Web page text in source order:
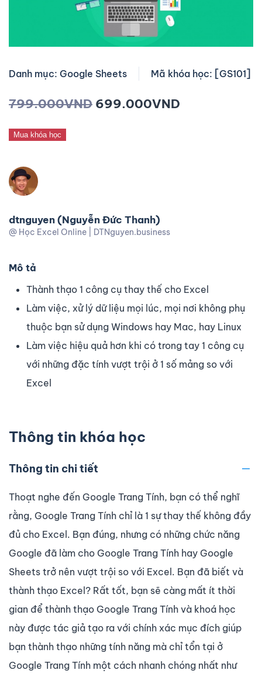
Danh mục: Google Sheets Mã khóa học: [GS101]
799.000VND 699.000VND
Mua khóa học
dtnguyen (Nguyễn Đức Thanh)
@ Học Excel Online | DTNguyen.business
Mô tả
Thành thạo 1 công cụ thay thế cho Excel
Làm việc, xử lý dữ liệu mọi lúc, mọi nơi không phụ
thuộc bạn sử dụng Windows hay Mac, hay Linux
Làm việc hiệu quả hơn khi có trong tay 1 công cụ
với những đặc tính vượt trội ở 1 số mảng so với
Excel
Thông tin khóa học
Thông tin chi tiết
Thoạt nghe đến Google Trang Tính, bạn có thể nghĩ
rằng, Google Trang Tính chỉ là 1 sự thay thế không đầy
đủ cho Excel. Bạn đúng, nhưng có những chức năng
Google đã làm cho Google Trang Tính hay Google
Sheets trở nên vượt trội so với Excel. Bạn đã biết và
thành thạo Excel? Rất tốt, bạn sẽ càng mất ít thời
gian để thành thạo Google Trang Tính và khoá học
này được tác giả tạo ra với chính xác mục đích giúp
bạn thành thạo những tính năng mà chỉ tổn tại ở
Google Trang Tính một cách nhanh chóng nhất như